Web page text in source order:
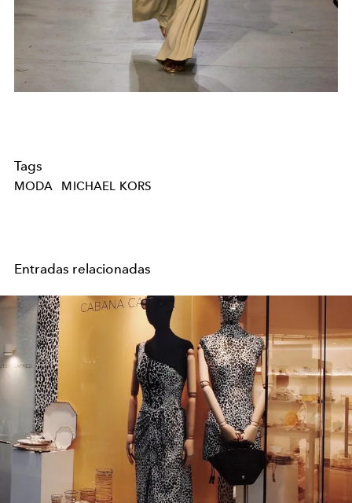
Tags
MODA MICHAEL KORS
Entradas relacionadas